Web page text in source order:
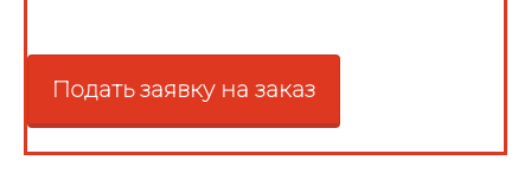
Подать заявку на заказ